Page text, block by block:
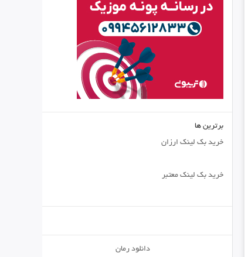
برترین ها
خرید بک لینک ارزان
خرید بک لینک معتبر
دانلود رمان